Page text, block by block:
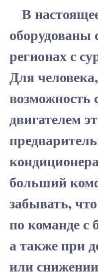
В
оборудованы
регионах с
Для
возможность
двигателем
больший
забывать,
по команде с
а также при
или